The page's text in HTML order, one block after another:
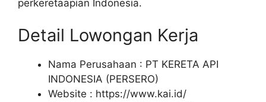
perkeretaapian Indonesia.
Detail Lowongan Kerja
Nama Perusahaan : PT KERETA API
INDONESIA (PERSERO)
Website : https://www.kai.id/